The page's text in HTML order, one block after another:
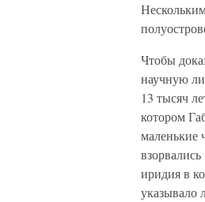
Чтобы
научную
13 тысяч
котором
маленькие
иридия в
указывало